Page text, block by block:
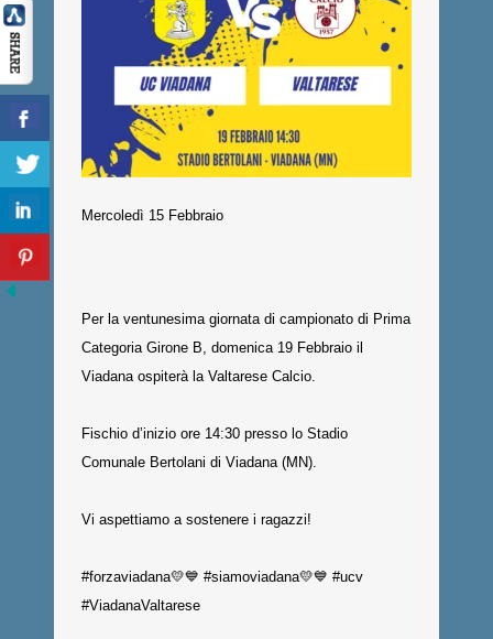
Mercoledì 15 Febbraio
Per la ventunesima giornata di campionato di Prima
Categoria Girone B, domenica 19 Febbraio il
Viadana ospiterà la Valtarese Calcio.
Fischio d’inizio ore 14:30 presso lo Stadio
Comunale Bertolani di Viadana (MN).
Vi aspettiamo a sostenere i ragazzi!
#forzaviadana💛💙 #siamoviadana💛💙 #ucv
#ViadanaValtarese